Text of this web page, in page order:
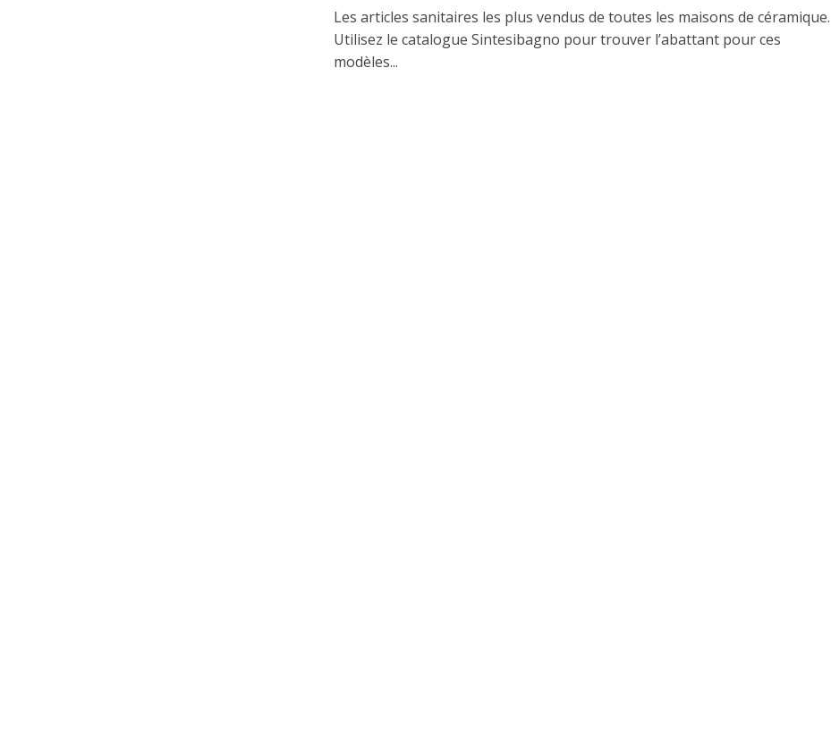
Les articles sanitaires les plus vendus de toutes les maisons de céramique.
Utilisez le catalogue Sintesibagno pour trouver l’abattant pour ces
modèles...